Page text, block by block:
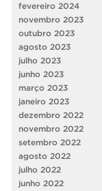
fevereiro 2024
novembro 2023
outubro 2023
agosto 2023
julho 2023
junho 2023
março 2023
janeiro 2023
dezembro 2022
novembro 2022
setembro 2022
agosto 2022
julho 2022
junho 2022